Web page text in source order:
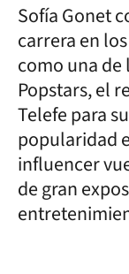
Sofía Gonet
carrera en
como una
Popstars, el
Telefe para
popularidad
influencer
de gran